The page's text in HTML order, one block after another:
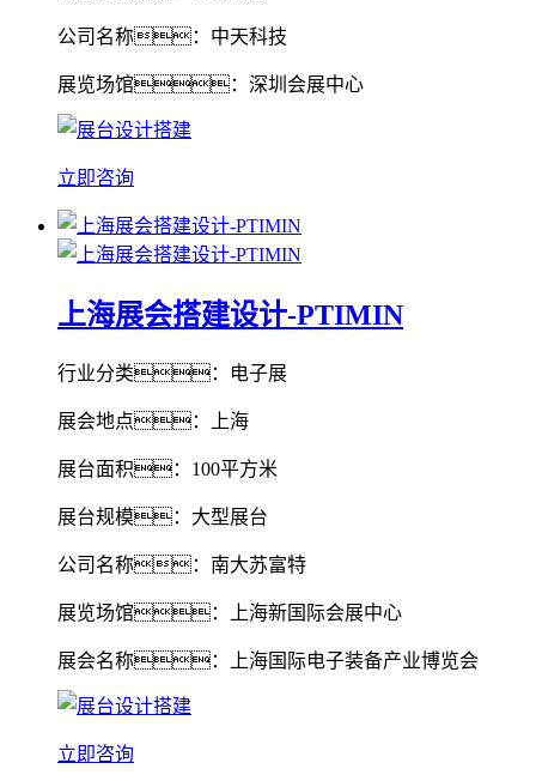
公司名称：中天科技
展览场馆：深圳会展中心
立即咨询
上海展会搭建设计-PTIMIN
行业分类：电子展
展会地点：上海
展台面积：100平方米
展台规模：大型展台
公司名称：南大苏富特
展览场馆：上海新国际会展中心
展会名称：上海国际电子装备产业博览会
立即咨询